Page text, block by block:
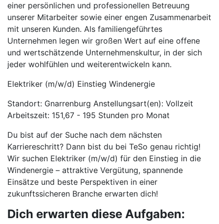
einer persönlichen und professionellen Betreuung
unserer Mitarbeiter sowie einer engen Zusammenarbeit
mit unseren Kunden. Als familiengeführtes
Unternehmen legen wir großen Wert auf eine offene
und wertschätzende Unternehmenskultur, in der sich
jeder wohlfühlen und weiterentwickeln kann.
Elektriker (m/w/d) Einstieg Windenergie
Standort: Gnarrenburg Anstellungsart(en): Vollzeit
Arbeitszeit: 151,67 - 195 Stunden pro Monat
Du bist auf der Suche nach dem nächsten
Karriereschritt? Dann bist du bei TeSo genau richtig!
Wir suchen Elektriker (m/w/d) für den Einstieg in die
Windenergie – attraktive Vergütung, spannende
Einsätze und beste Perspektiven in einer
zukunftssicheren Branche erwarten dich!
Dich erwarten diese Aufgaben: